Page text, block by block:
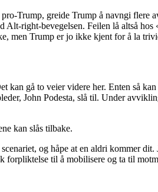
Trump, greide Trump å navngi flere
right-bevegelsen. Feilen lå altså
men Trump er jo ikke kjent for å la
gå to veier videre her. Enten så
John Podesta, slå til. Under
kan slås tilbake.
og håpe at en aldri kommer
til å mobilisere og ta til